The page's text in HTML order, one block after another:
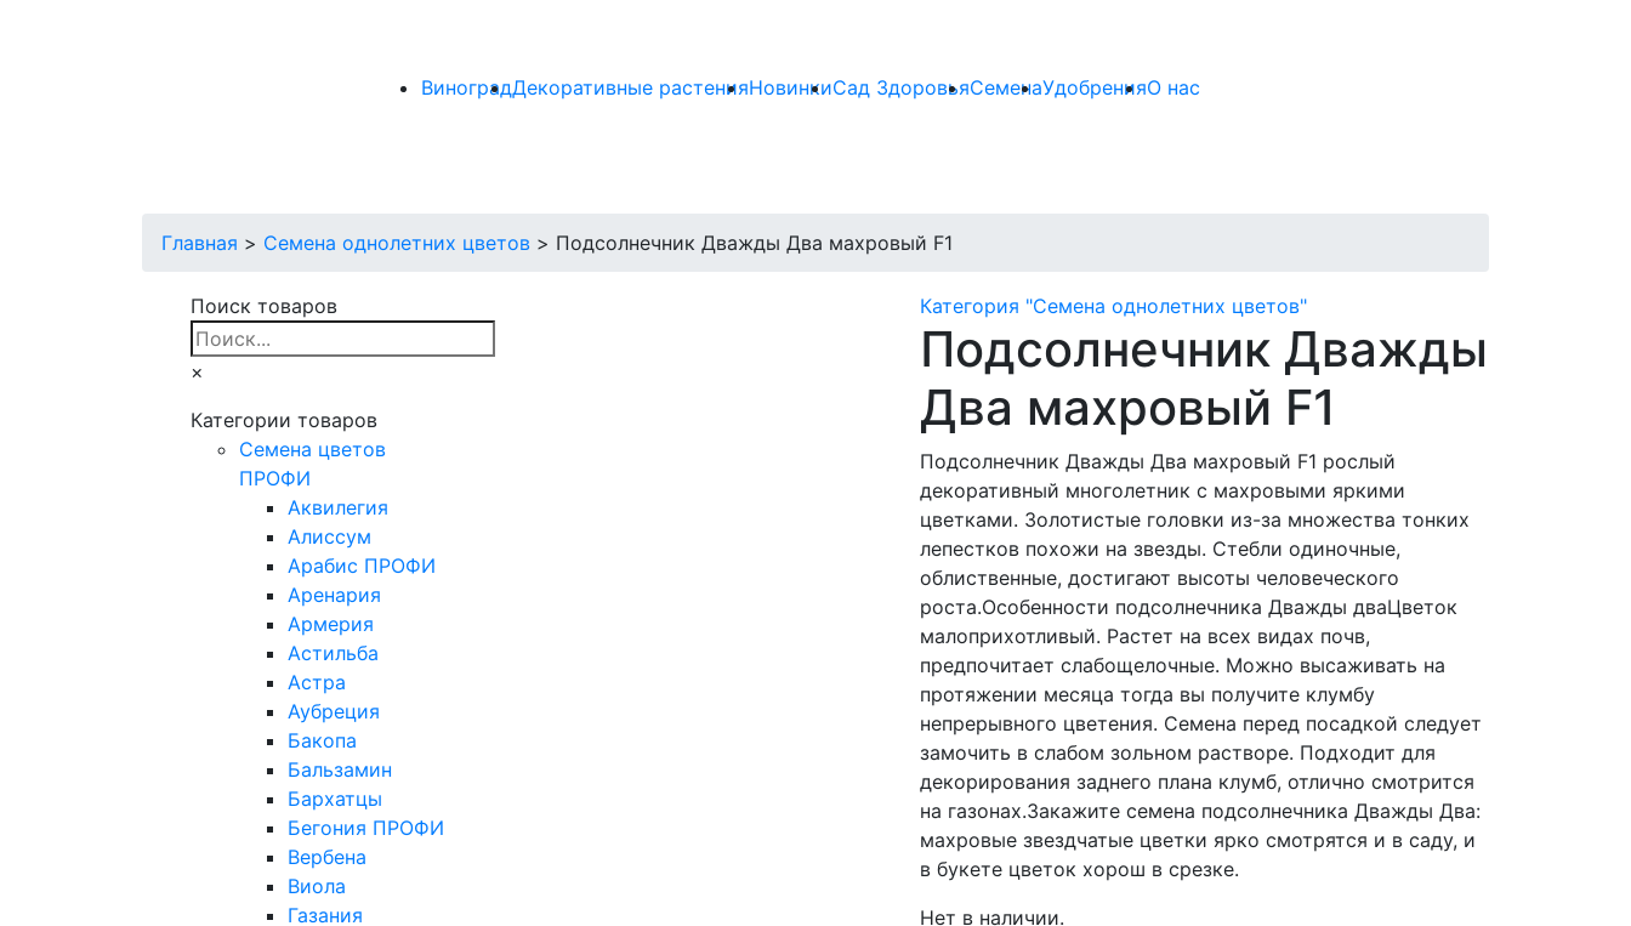
ВиноградДекоративные растенияНовинкиСад ЗдоровьяСеменаУдобренияО нас
Главная > Семена однолетних цветов > Подсолнечник Дважды Два махровый F1
Поиск товаров
×
Категории товаров
Cемена цветов
ПРОФИ
Аквилегия
Алиссум
Арабис ПРОФИ
Аренария
Армерия
Астильба
Астра
Аубреция
Бакопа
Бальзамин
Бархатцы
Бегония ПРОФИ
Вербена
Виола
Газания
Категория "Семена однолетних цветов"
Подсолнечник Дважды
Два махровый F1
Подсолнечник Дважды Два махровый F1 рослый
декоративный многолетник с махровыми яркими
цветками. Золотистые головки из-за множества тонких
лепестков похожи на звезды. Стебли одиночные,
облиственные, достигают высоты человеческого
роста.Особенности подсолнечника Дважды дваЦветок
малоприхотливый. Растет на всех видах почв,
предпочитает слабощелочные. Можно высаживать на
протяжении месяца тогда вы получите клумбу
непрерывного цветения. Семена перед посадкой следует
замочить в слабом зольном растворе. Подходит для
декорирования заднего плана клумб, отлично смотрится
на газонах.Закажите семена подсолнечника Дважды Два:
махровые звездчатые цветки ярко смотрятся и в саду, и
в букете цветок хорош в срезке.
Нет в наличии.